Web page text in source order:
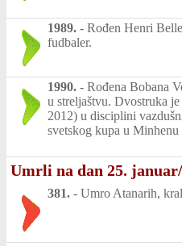
1989. - Rođen Henri
fudbaler.
1990. - Rođena Bobana
u streljaštvu. Dvostruka
2012) u disciplini
svetskog kupa u Minhenu
Umrli na dan 25.
381. - Umro Atanarih,